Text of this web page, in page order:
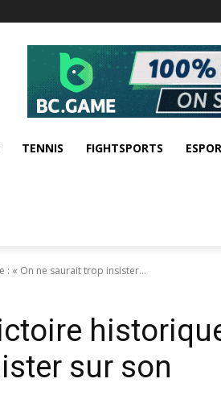
TENNIS FIGHTSPORTS
: « On ne saurait trop insister...
sur son